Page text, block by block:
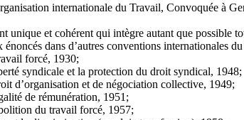
internationale du Travail, Convoquée à
unique et cohérent qui intègre autant que possible
dans d’autres conventions internationales
forcé, 1930;
syndicale et la protection du droit syndical, 1948;
d’organisation et de négociation collective, 1949;
de rémunération, 1951;
du travail forcé, 1957;